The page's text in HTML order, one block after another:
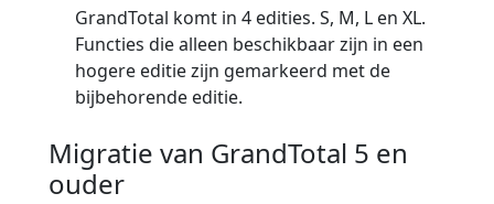
GrandTotal komt in 4 edities. S, M, L en XL.
Functies die alleen beschikbaar zijn in een
hogere editie zijn gemarkeerd met de
bijbehorende editie.
Migratie van GrandTotal 5 en
ouder